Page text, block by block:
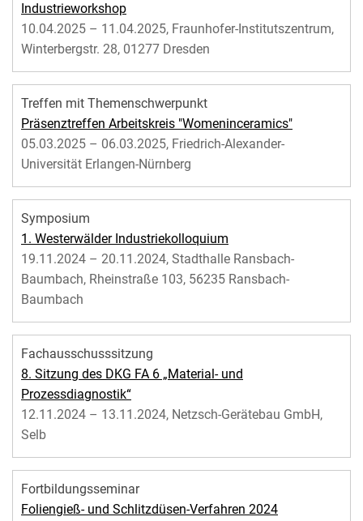
Industrieworkshop
10.04.2025 – 11.04.2025, Fraunhofer-Institutszentrum,
Winterbergstr. 28, 01277 Dresden
Treffen mit Themenschwerpunkt
Präsenztreffen Arbeitskreis "Womeninceramics"
05.03.2025 – 06.03.2025, Friedrich-Alexander-
Universität Erlangen-Nürnberg
Symposium
1. Westerwälder Industriekolloquium
19.11.2024 – 20.11.2024, Stadthalle Ransbach-
Baumbach, Rheinstraße 103, 56235 Ransbach-
Baumbach
Fachausschusssitzung
8. Sitzung des DKG FA 6 „Material- und
Prozessdiagnostik“
12.11.2024 – 13.11.2024, Netzsch-Gerätebau GmbH,
Selb
Fortbildungsseminar
Foliengieß- und Schlitzdüsen-Verfahren 2024